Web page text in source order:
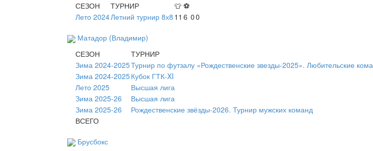
СЕЗОН
ТУРНИР 👕 ⚽
Лето 2024Летний турнир 8х8 11 6 00
Матадор (Владимир)
СЕЗОН
ТУРНИР
Зима 2024-2025Турнир по футзалу «Рождественские звезды-2025». Любительские
Зима 2024-2025Кубок ГТК-XI
Лето 2025
Высшая лига
Зима 2025-26
Высшая лига
Зима 2025-26
Рождественские звёзды-2026. Турнир мужских команд
ВСЕГО
Брусбокс